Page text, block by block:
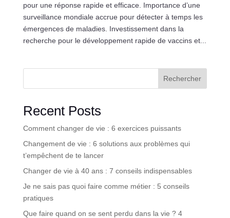
pour une réponse rapide et efficace. Importance d’une
surveillance mondiale accrue pour détecter à temps les
émergences de maladies. Investissement dans la
recherche pour le développement rapide de vaccins et...
Rechercher
Recent Posts
Comment changer de vie : 6 exercices puissants
Changement de vie : 6 solutions aux problèmes qui
t’empêchent de te lancer
Changer de vie à 40 ans : 7 conseils indispensables
Je ne sais pas quoi faire comme métier : 5 conseils
pratiques
Que faire quand on se sent perdu dans la vie ? 4